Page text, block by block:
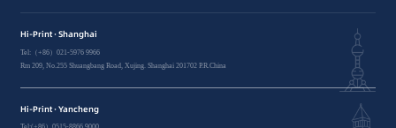
Hi-Print · Shanghai
Tel:（+86）021-5976 9966
Rm 209, No.255 Shuangbang Road, Xujing. Shanghai 201702 P.R.China
Hi-Print · Yancheng